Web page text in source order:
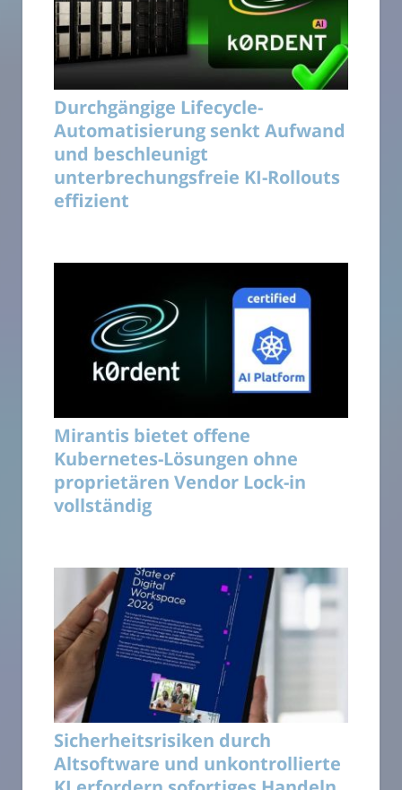
Durchgängige Lifecycle-
Automatisierung senkt Aufwand
und beschleunigt
unterbrechungsfreie KI-Rollouts
effizient
Mirantis bietet offene
Kubernetes-Lösungen ohne
proprietären Vendor Lock-in
vollständig
Sicherheitsrisiken durch
Altsoftware und unkontrollierte